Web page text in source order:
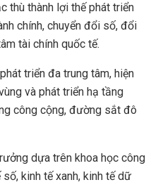
thù thành lợi thế phát triển
chính, chuyển đổi số, đổi
tài chính quốc tế.
triển đa trung tâm, hiện
và phát triển hạ tầng
công cộng, đường sắt đô
dựa trên khoa học công
kinh tế xanh, kinh tế dữ